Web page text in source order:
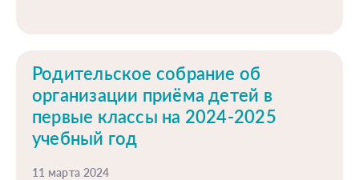
Родительское собрание об
организации приёма детей в
первые классы на 2024-2025
учебный год
11 марта 2024